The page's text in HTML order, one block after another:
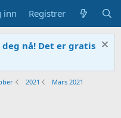
inn Registrer
nå! Det er gratis
2021
Mars 2021